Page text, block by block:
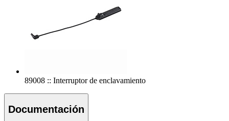
89008 :: Interruptor de enclavamiento
Documentación